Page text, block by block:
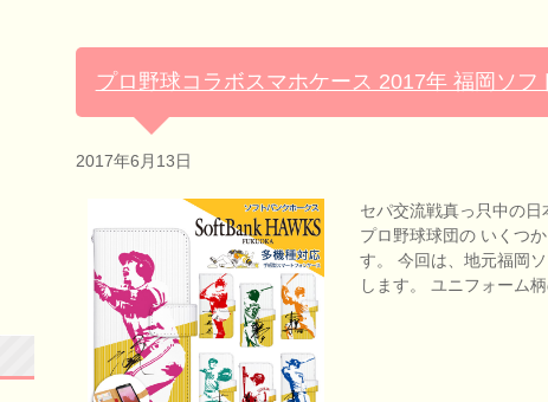
プロ野球コラボスマホケース 2017年 福岡ソフ
2017年6月13日
セパ交流戦真っ只中の日
プロ野球球団の いくつ
す。 今回は、地元福岡
します。 ユニフォーム